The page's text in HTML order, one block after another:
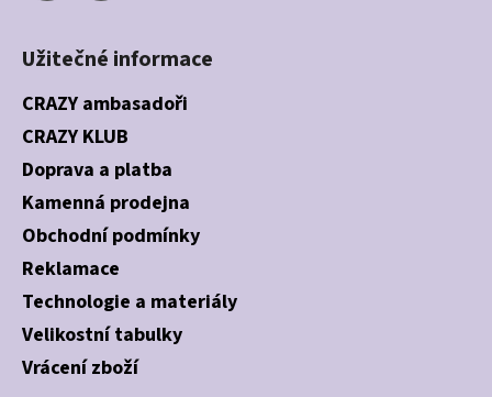
Užitečné informace
CRAZY ambasadoři
CRAZY KLUB
Doprava a platba
Kamenná prodejna
Obchodní podmínky
Reklamace
Technologie a materiály
Velikostní tabulky
Vrácení zboží